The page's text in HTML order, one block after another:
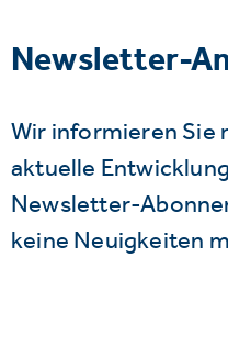
Newsletter-
Wir informieren Sie
aktuelle
Newsletter-
keine Neuigkeiten